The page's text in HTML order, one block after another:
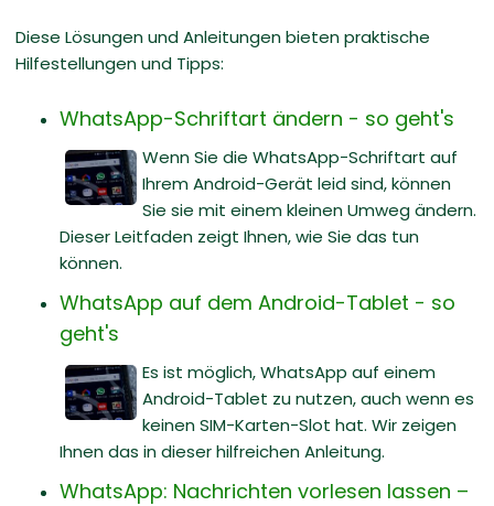
Diese Lösungen und Anleitungen bieten praktische
Hilfestellungen und Tipps:
WhatsApp-Schriftart ändern - so geht's
Wenn Sie die WhatsApp-Schriftart auf
Ihrem Android-Gerät leid sind, können
Sie sie mit einem kleinen Umweg ändern.
Dieser Leitfaden zeigt Ihnen, wie Sie das tun
können.
WhatsApp auf dem Android-Tablet - so
geht's
Es ist möglich, WhatsApp auf einem
Android-Tablet zu nutzen, auch wenn es
keinen SIM-Karten-Slot hat. Wir zeigen
Ihnen das in dieser hilfreichen Anleitung.
WhatsApp: Nachrichten vorlesen lassen –